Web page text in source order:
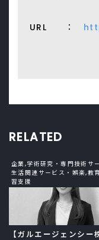
URL ：
RELATED
企業,学術研究・専門技術サ
生活関連サービス・娯楽,教
習支援
【ガルエージェンシー